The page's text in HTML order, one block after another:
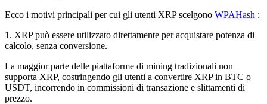
Ecco i motivi principali per cui gli utenti XRP scelgono WPAHash :
1. XRP può essere utilizzato direttamente per acquistare potenza di
calcolo, senza conversione.
La maggior parte delle piattaforme di mining tradizionali non
supporta XRP, costringendo gli utenti a convertire XRP in BTC o
USDT, incorrendo in commissioni di transazione e slittamenti di
prezzo.